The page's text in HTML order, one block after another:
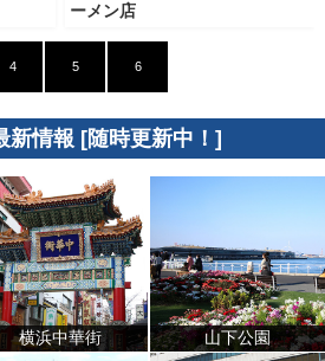
ーメン店
4 5 6
新情報 [随時更新中！]
横浜中華街 山下公園